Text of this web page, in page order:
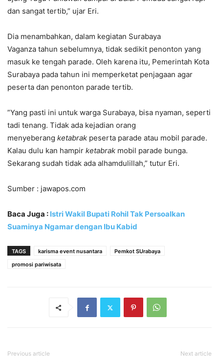
dan sangat tertib,” ujar Eri.
Dia menambahkan, dalam kegiatan Surabaya
Vaganza tahun sebelumnya, tidak sedikit penonton yang
masuk ke tengah parade. Oleh karena itu, Pemerintah Kota
Surabaya pada tahun ini memperketat penjagaan agar
peserta dan penonton parade tertib.
”Yang pasti ini untuk warga Surabaya, bisa nyaman, seperti
tadi tenang. Tidak ada kejadian orang
menyeberang ketabrak peserta parade atau mobil parade.
Kalau dulu kan hampir ketabrak mobil parade bunga.
Sekarang sudah tidak ada alhamdulillah,” tutur Eri.
Sumber : jawapos.com
Baca Juga : Istri Wakil Bupati Rohil Tak Persoalkan
Suaminya Ngamar dengan Ibu Kabid
TAGS karisma event nusantara
Pemkot SUrabaya
promosi pariwisata
Previous article Next article